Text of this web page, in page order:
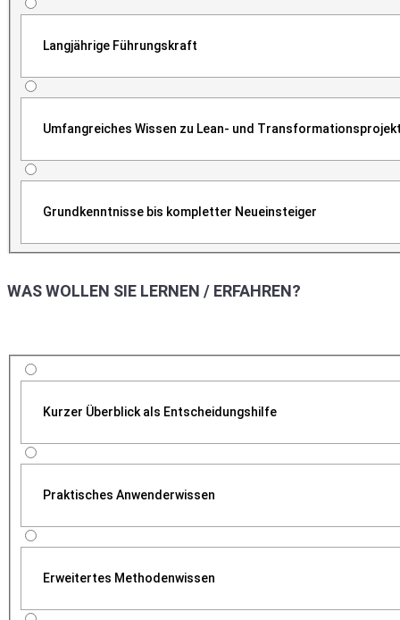
Langjährige Führungskraft
Umfangreiches Wissen zu Lean- und
Grundkenntnisse bis kompletter Neueinsteiger
WAS WOLLEN SIE LERNEN / ERFAHREN?
Kurzer Überblick als Entscheidungshilfe
Praktisches Anwenderwissen
Erweitertes Methodenwissen